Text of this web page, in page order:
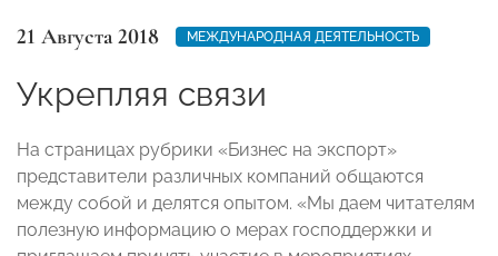
21 Августа 2018 МЕЖДУНАРОДНАЯ ДЕЯТЕЛЬНОСТЬ
Укрепляя связи
На страницах рубрики «Бизнес на экспорт»
представители различных компаний общаются
между собой и делятся опытом. «Мы даем читателям
полезную информацию о мерах господдержки и